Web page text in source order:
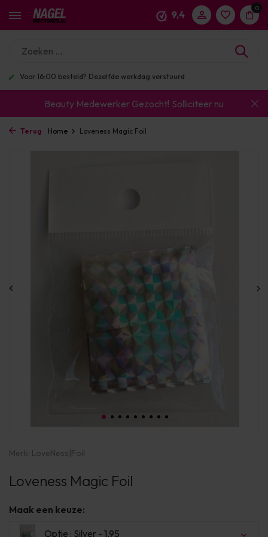
9,4
0
Enorm assortiment & alle bekende merken
Beauty Medewerker Gezocht! Solliciteer nu
Terug Home Loveness Magic Foil
Merk: LoveNess|Foil
Loveness Magic Foil
Maak een keuze:
Optie : Silver - 1,95